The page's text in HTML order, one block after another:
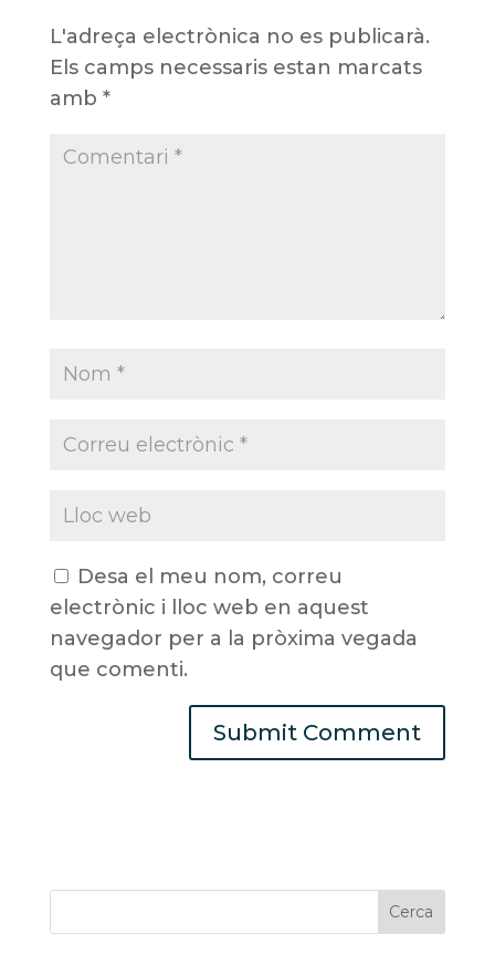
L'adreça electrònica no es publicarà.
Els camps necessaris estan marcats
amb *
Desa el meu nom, correu
electrònic i lloc web en aquest
navegador per a la pròxima vegada
que comenti.
Cerca